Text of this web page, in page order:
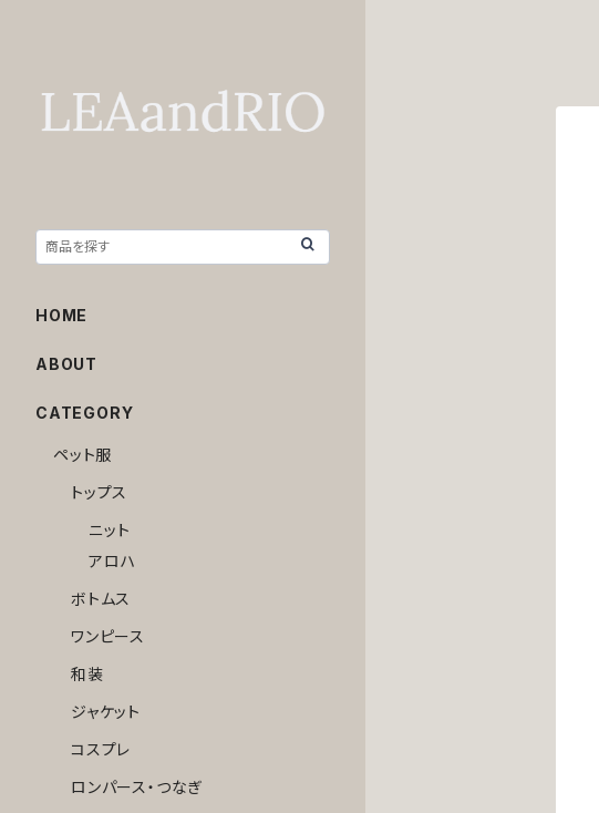
HOME
ABOUT
CATEGORY
ペット服
トップス
ニット
アロハ
ボトムス
ワンピース
和装
ジャケット
コスプレ
ロンパース・つなぎ